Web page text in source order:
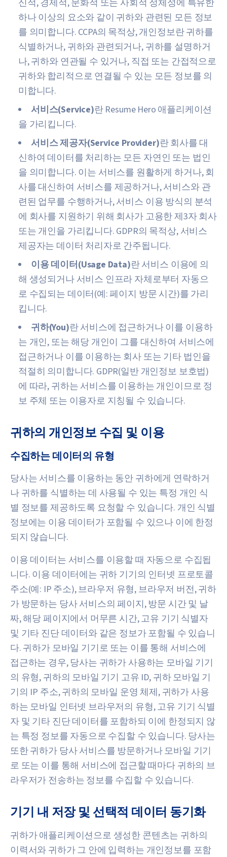
신적, 경제적, 문화적 또는 사회적 정체성에 특유한
하나 이상의 요소와 같이 귀하와 관련된 모든 정보
를 의미합니다. CCPA의 목적상, 개인정보란 귀하를
식별하거나, 귀하와 관련되거나, 귀하를 설명하거
나, 귀하와 연관될 수 있거나, 직접 또는 간접적으로
귀하와 합리적으로 연결될 수 있는 모든 정보를 의
미합니다.
서비스(Service)란 Resume Hero 애플리케이션
을 가리킵니다.
서비스 제공자(Service Provider)란 회사를 대
신하여 데이터를 처리하는 모든 자연인 또는 법인
을 의미합니다. 이는 서비스를 원활하게 하거나, 회
사를 대신하여 서비스를 제공하거나, 서비스와 관
련된 업무를 수행하거나, 서비스 이용 방식의 분석
에 회사를 지원하기 위해 회사가 고용한 제3자 회사
또는 개인을 가리킵니다. GDPR의 목적상, 서비스
제공자는 데이터 처리자로 간주됩니다.
이용 데이터(Usage Data)란 서비스 이용에 의
해 생성되거나 서비스 인프라 자체로부터 자동으
로 수집되는 데이터(예: 페이지 방문 시간)를 가리
킵니다.
귀하(You)란 서비스에 접근하거나 이를 이용하
는 개인, 또는 해당 개인이 그를 대신하여 서비스에
접근하거나 이를 이용하는 회사 또는 기타 법인을
적절히 의미합니다. GDPR(일반 개인정보 보호법)
에 따라, 귀하는 서비스를 이용하는 개인이므로 정
보 주체 또는 이용자로 지칭될 수 있습니다.
귀하의 개인정보 수집 및 이용
수집하는 데이터의 유형
당사는 서비스를 이용하는 동안 귀하에게 연락하거
나 귀하를 식별하는 데 사용될 수 있는 특정 개인 식
별 정보를 제공하도록 요청할 수 있습니다. 개인 식별
정보에는 이용 데이터가 포함될 수 있으나 이에 한정
되지 않습니다.
이용 데이터는 서비스를 이용할 때 자동으로 수집됩
니다. 이용 데이터에는 귀하 기기의 인터넷 프로토콜
주소(예: IP 주소), 브라우저 유형, 브라우저 버전, 귀하
가 방문하는 당사 서비스의 페이지, 방문 시간 및 날
짜, 해당 페이지에서 머무른 시간, 고유 기기 식별자
및 기타 진단 데이터와 같은 정보가 포함될 수 있습니
다. 귀하가 모바일 기기로 또는 이를 통해 서비스에
접근하는 경우, 당사는 귀하가 사용하는 모바일 기기
의 유형, 귀하의 모바일 기기 고유 ID, 귀하 모바일 기
기의 IP 주소, 귀하의 모바일 운영 체제, 귀하가 사용
하는 모바일 인터넷 브라우저의 유형, 고유 기기 식별
자 및 기타 진단 데이터를 포함하되 이에 한정되지 않
는 특정 정보를 자동으로 수집할 수 있습니다. 당사는
또한 귀하가 당사 서비스를 방문하거나 모바일 기기
로 또는 이를 통해 서비스에 접근할 때마다 귀하의 브
라우저가 전송하는 정보를 수집할 수 있습니다.
기기 내 저장 및 선택적 데이터 동기화
귀하가 애플리케이션으로 생성한 콘텐츠는 귀하의
이력서와 귀하가 그 안에 입력하는 개인정보를 포함